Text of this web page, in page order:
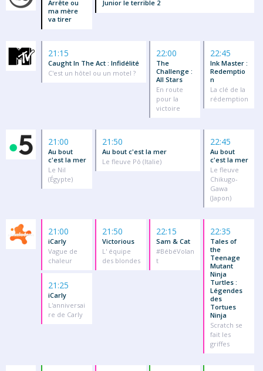
Arrête ou
ma mère
va tirer
Junior le terrible 2
21:15
Caught In The Act : Infidélité
C'est un hôtel ou un motel ?
22:00
The
Challenge :
All Stars
En route
pour la
victoire
22:45
Ink Master :
Redemptio
n
La clé de la
rédemption
21:00
Au bout
c'est la mer
Le Nil
(Égypte)
21:50
Au bout c'est la mer
Le fleuve Pô (Italie)
22:45
Au bout
c'est la mer
Le fleuve
Chikugo-
Gawa
(Japon)
21:00
iCarly
Vague de
chaleur
21:25
iCarly
L'anniversai
re de Carly
21:50
Victorious
L' équipe
des blondes
22:15
Sam & Cat
#BébéVolan
t
22:35
Tales of
the
Teenage
Mutant
Ninja
Turtles :
Légendes
des
Tortues
Ninja
Scratch se
fait les
griffes